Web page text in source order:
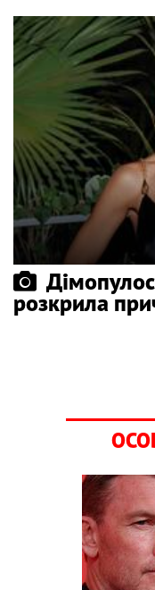
розкрила